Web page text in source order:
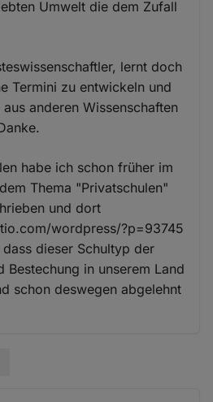
Umwelt die dem Zufall
lernt doch
Termini zu entwickeln und
anderen Wissenschaften
habe ich schon früher im
Thema "Privatschulen"
und dort
wordpress/?p=93745
dieser Schultyp der
Bestechung in unserem Land
schon deswegen abgelehnt